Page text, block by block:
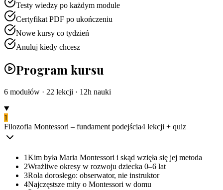
Testy wiedzy po każdym module
Certyfikat PDF po ukończeniu
Nowe kursy co tydzień
Anuluj kiedy chcesz
Program kursu
6 modułów · 22 lekcji · 12h nauki
1
Filozofia Montessori – fundament podejścia4 lekcji + quiz
1Kim była Maria Montessori i skąd wzięła się jej metoda
2Wrażliwe okresy w rozwoju dziecka 0–6 lat
3Rola dorosłego: obserwator, nie instruktor
4Najczęstsze mity o Montessori w domu